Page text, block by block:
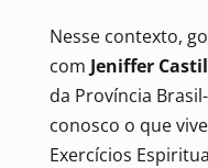
Nesse contexto,
com Jeniffer
da Província
conosco o que
Exercícios